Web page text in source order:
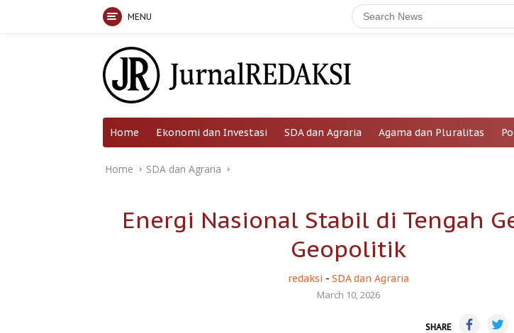
MENU
Home Ekonomi dan Investasi SDA dan Agraria Agama dan Pluralitas
Home SDA dan Agraria
Energi Nasional Stabil di Tengah
Geopolitik
redaksi - SDA dan Agraria
March 10, 2026
SHARE